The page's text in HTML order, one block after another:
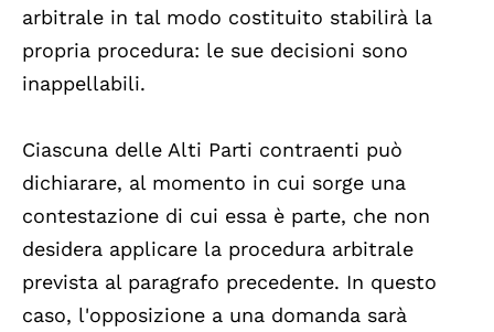
arbitrale in tal modo costituito stabilirà la
propria procedura: le sue decisioni sono
inappellabili.
Ciascuna delle Alti Parti contraenti può
dichiarare, al momento in cui sorge una
contestazione di cui essa è parte, che non
desidera applicare la procedura arbitrale
prevista al paragrafo precedente. In questo
caso, l'opposizione a una domanda sarà